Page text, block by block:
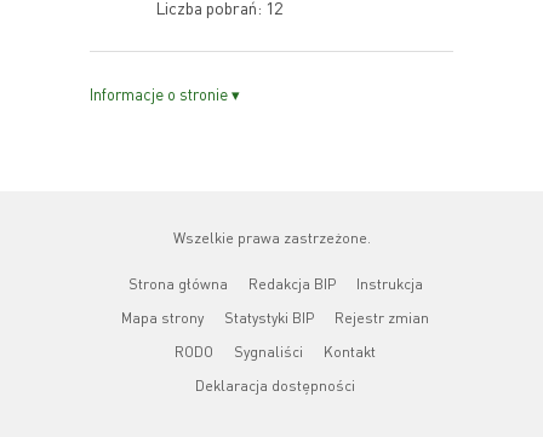
Liczba pobrań: 12
Informacje o stronie ▾
Wszelkie prawa zastrzeżone.
Strona główna Redakcja BIP
Instrukcja
Mapa strony
Statystyki BIP
Rejestr zmian
RODO
Sygnaliści
Kontakt
Deklaracja dostępności